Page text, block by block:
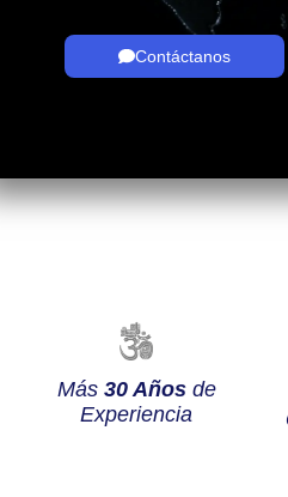
Contáctanos
Más 30 Añosde
Experiencia